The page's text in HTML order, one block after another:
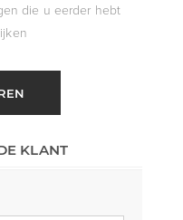
die u eerder hebt
KLANT